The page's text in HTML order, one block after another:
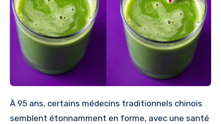
À 95 ans, certains médecins traditionnels chinois
semblent étonnamment en forme, avec une santé